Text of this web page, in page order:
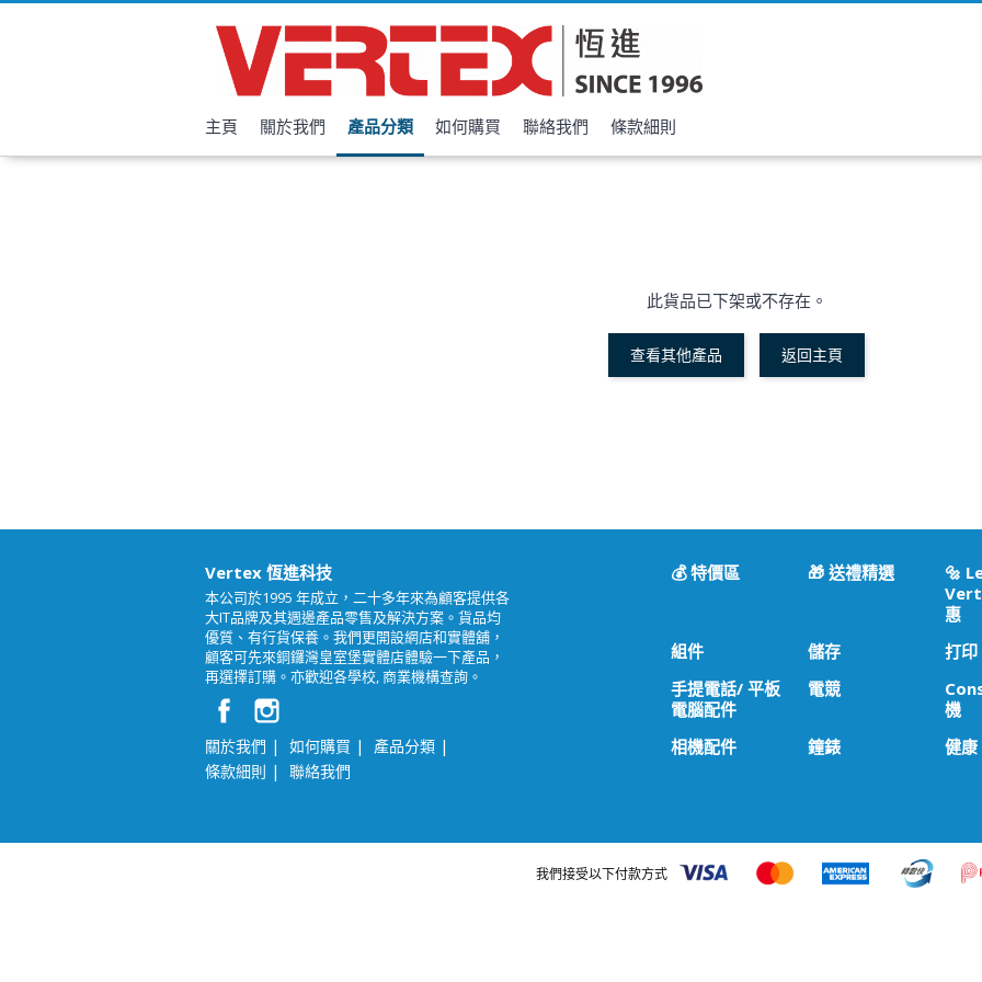
主頁 關於我們 產品分類 如何購買 聯絡我們 條款細則
此貨品已下架或不存在。
查看其他產品 返回主頁
Vertex 恆進科技
本公司於1995 年成立，二十多年來為顧客提供各
大IT品牌及其週邊產品零售及解決方案。貨品均
優質、有行貨保養。我們更開設網店和實體舖，
顧客可先來銅鑼灣皇室堡實體店體驗一下產品，
再選擇訂購。亦歡迎各學校, 商業機構查詢。
關於我們 | 如何購買 | 產品分類 |
條款細則 | 聯絡我們
💰 特價區 🎁 送禮精選
🔩
惠
組件
儲存
打印
手提電話/ 平板
電腦配件
電競
機
相機配件
鐘錶 健康
我們接受以下付款方式